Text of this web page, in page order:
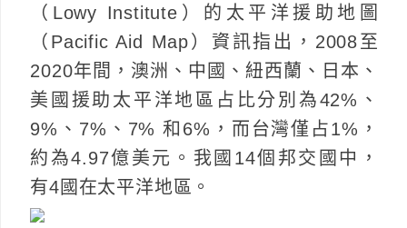
（Lowy Institute）的太平洋援助地圖
（Pacific Aid Map）資訊指出，2008至
2020年間，澳洲、中國、紐西蘭、日本、
美國援助太平洋地區占比分別為42%、
9%、7%、7% 和6%，而台灣僅占1%，
約為4.97億美元。我國14個邦交國中，
有4國在太平洋地區。